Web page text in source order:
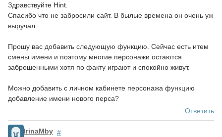
Здравствуйте Hint.
Спасибо что не забросили сайт. В былые времена он очень уж
выручал.
Прошу вас добавить следующую функцию. Сейчас есть итем
смены имени и поэтому многие персонажи остаются
заброшенными хотя по факту играют и спокойно живут.
Можно добавить с личном кабинете персонажа функцию
добавление имени нового перса?
Ответить
IrinaMby #